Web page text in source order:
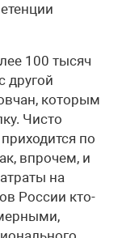
100 тысяч
другой
которым
Чисто
по
впрочем, и
на
России кто-